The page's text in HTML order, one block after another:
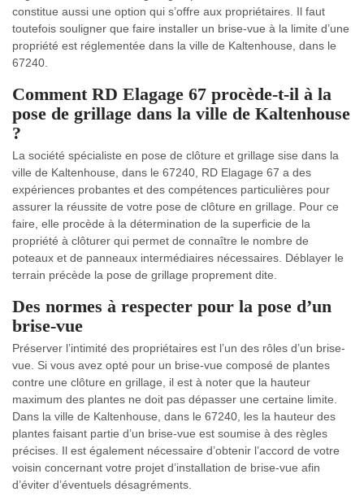
constitue aussi une option qui s’offre aux propriétaires. Il faut
toutefois souligner que faire installer un brise-vue à la limite d’une
propriété est réglementée dans la ville de Kaltenhouse, dans le
67240.
Comment RD Elagage 67 procède-t-il à la
pose de grillage dans la ville de Kaltenhouse
?
La société spécialiste en pose de clôture et grillage sise dans la
ville de Kaltenhouse, dans le 67240, RD Elagage 67 a des
expériences probantes et des compétences particulières pour
assurer la réussite de votre pose de clôture en grillage. Pour ce
faire, elle procède à la détermination de la superficie de la
propriété à clôturer qui permet de connaître le nombre de
poteaux et de panneaux intermédiaires nécessaires. Déblayer le
terrain précède la pose de grillage proprement dite.
Des normes à respecter pour la pose d’un
brise-vue
Préserver l’intimité des propriétaires est l’un des rôles d’un brise-
vue. Si vous avez opté pour un brise-vue composé de plantes
contre une clôture en grillage, il est à noter que la hauteur
maximum des plantes ne doit pas dépasser une certaine limite.
Dans la ville de Kaltenhouse, dans le 67240, les la hauteur des
plantes faisant partie d’un brise-vue est soumise à des règles
précises. Il est également nécessaire d’obtenir l’accord de votre
voisin concernant votre projet d’installation de brise-vue afin
d’éviter d’éventuels désagréments.